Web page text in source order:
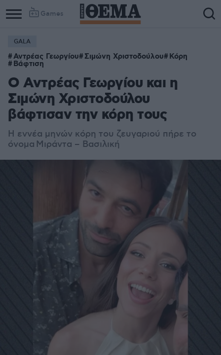
Games
GALA
Αντρέας Γεωργίου Σιμώνη Χριστοδούλου Κόρη
Βάφτιση
Ο Αντρέας Γεωργίου και η
Σιμώνη Χριστοδούλου
βάφτισαν την κόρη τους
Η εννέα μηνών κόρη του ζευγαριού πήρε το
όνομα Μιράντα – Βασιλική